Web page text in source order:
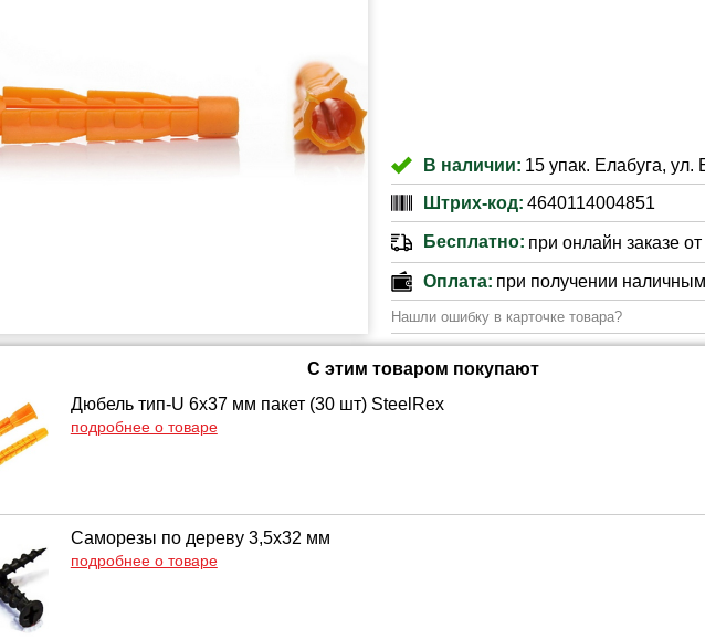
В наличии: 15 упак. Елабуга,
Штрих-код: 4640114004851
Бесплатно: при онлайн заказе
Оплата: при получении
Нашли ошибку в карточке товара?
С этим товаром покупают
Дюбель тип-U 6х37 мм пакет (30 шт) SteelRex
подробнее о товаре
Саморезы по дереву 3,5х32 мм
подробнее о товаре